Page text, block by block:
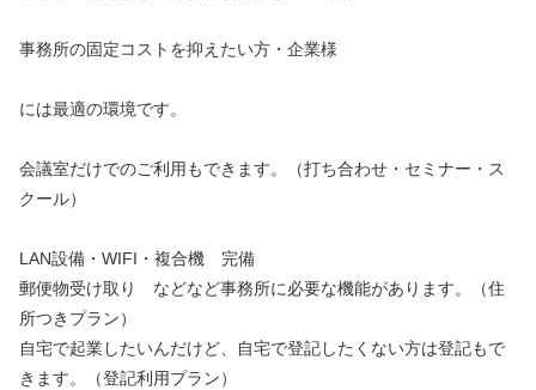
事務所の固定コストを抑えたい方・企業様
には最適の環境です。
会議室だけでのご利用もできます。（打ち合わせ・セミナー・ス
クール）
LAN設備・WIFI・複合機 完備
郵便物受け取り などなど事務所に必要な機能があります。（住
所つきプラン）
自宅で起業したいんだけど、自宅で登記したくない方は登記もで
きます。（登記利用プラン）